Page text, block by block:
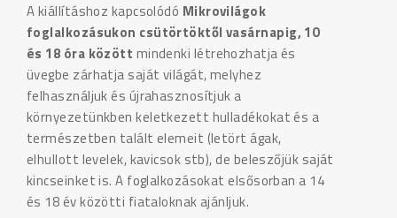
A kiállításhoz kapcsolódó Mikrovilágok
foglalkozásukon csütörtöktől vasárnapig, 10
és 18 óra között mindenki létrehozhatja és
üvegbe zárhatja saját világát, melyhez
felhasználjuk és újrahasznosítjuk a
környezetünkben keletkezett hulladékokat és a
természetben talált elemeit (letört ágak,
elhullott levelek, kavicsok stb), de beleszőjük saját
kincseinket is. A foglalkozásokat elsősorban a 14
és 18 év közötti fiataloknak ajánljuk.